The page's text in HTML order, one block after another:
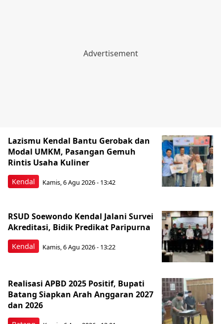
Kendal
Lazismu Kendal Bantu Gerobak dan
Modal UMKM, Pasangan Gemuh
Rintis Usaha Kuliner
Kamis, 6 Agu 2026 - 13:42
Kendal
RSUD Soewondo Kendal Jalani Survei
Akreditasi, Bidik Predikat Paripurna
Kamis, 6 Agu 2026 - 13:22
Realisasi APBD 2025 Positif, Bupati
Batang Siapkan Arah Anggaran 2027
dan 2026